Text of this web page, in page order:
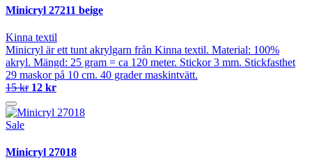
Minicryl 27211 beige
Kinna textil
Minicryl är ett tunt akrylgarn från Kinna textil. Material: 100%
akryl. Mängd: 25 gram = ca 120 meter. Stickor 3 mm. Stickfasthet
29 maskor på 10 cm. 40 grader maskintvätt.
15 kr 12 kr
Sale
Minicryl 27018